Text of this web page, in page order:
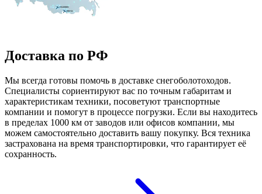
Доставка по РФ
Мы всегда готовы помочь в доставке снегоболотоходов.
Специалисты сориентируют вас по точным габаритам и
характеристикам техники, посоветуют транспортные
компании и помогут в процессе погрузки. Если вы находитесь
в пределах 1000 км от заводов или офисов компании, мы
можем самостоятельно доставить вашу покупку. Вся техника
застрахована на время транспортировки, что гарантирует её
сохранность.